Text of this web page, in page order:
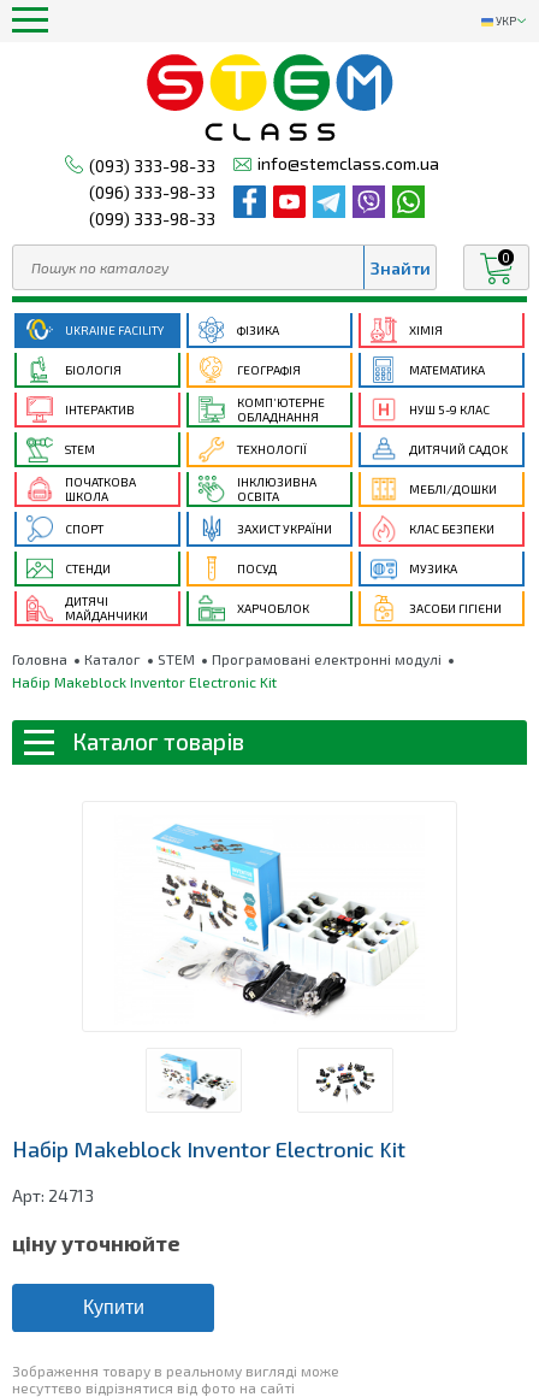
УКР
(093) 333-98-33
(096) 333-98-33
(099) 333-98-33
info@stemclass.com.ua
0
UKRAINE FACILITY ФІЗИКА ХІМІЯ
БІОЛОГІЯ ГЕОГРАФІЯ МАТЕМАТИКА
ІНТЕРАКТИВ
КОМП’ЮТЕРНЕ
ОБЛАДНАННЯ
НУШ 5-9 КЛАС
STEM ТЕХНОЛОГІЇ ДИТЯЧИЙ САДОК
ПОЧАТКОВА
ШКОЛА
ІНКЛЮЗИВНА
ОСВІТА
МЕБЛІ/ДОШКИ
СПОРТ ЗАХИСТ УКРАЇНИ КЛАС БЕЗПЕКИ
СТЕНДИ ПОСУД МУЗИКА
ДИТЯЧІ
МАЙДАНЧИКИ
ХАРЧОБЛОК ЗАСОБИ ГІГІЄНИ
Головна Каталог STEM
Програмовані електронні модулі
Набір Makeblock Inventor Electronic Kit
Каталог товарів
Набір Makeblock Inventor Electronic Kit
Арт: 24713
ціну уточнюйте
Купити
Зображення товару в реальному вигляді може
несуттєво відрізнятися від фото на сайті